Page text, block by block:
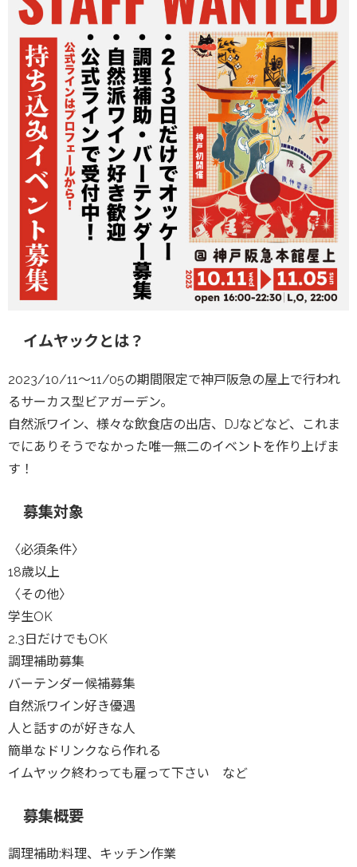
イムヤックとは？
2023/10/11〜11/05の期間限定で神戸阪急の屋上で行われ
るサーカス型ビアガーデン。
自然派ワイン、様々な飲食店の出店、DJなどなど、これま
でにありそうでなかった唯一無二のイベントを作り上げま
す！
募集対象
〈必須条件〉
18歳以上
〈その他〉
学生OK
2.3日だけでもOK
調理補助募集
バーテンダー候補募集
自然派ワイン好き優遇
人と話すのが好きな人
簡単なドリンクなら作れる
イムヤック終わっても雇って下さい など
募集概要
調理補助:料理、キッチン作業